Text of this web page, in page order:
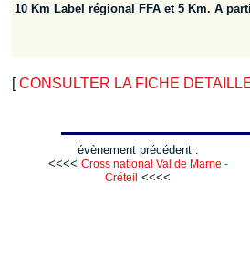
10 Km Label régional FFA et 5 Km. A
[CONSULTER LA FICHE
évènement précédent :
<<<< Cross national Val de Marne -
Créteil <<<<